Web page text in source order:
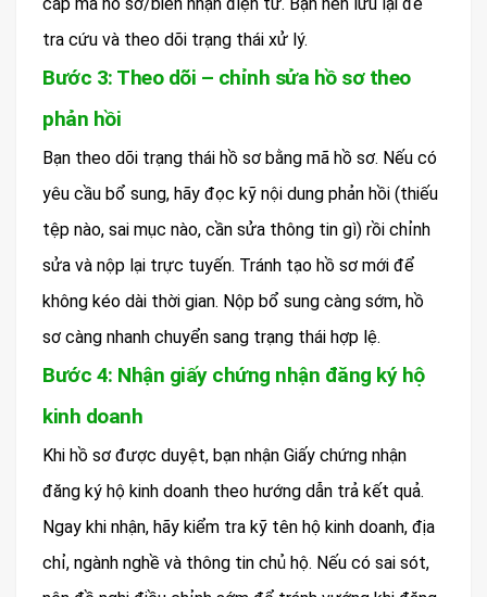
tra cứu và theo dõi trạng thái xử lý.
Bước 3: Theo dõi – chỉnh sửa hồ sơ theo
phản hồi
Bạn theo dõi trạng thái hồ sơ bằng mã hồ sơ. Nếu có
yêu cầu bổ sung, hãy đọc kỹ nội dung phản hồi (thiếu
tệp nào, sai mục nào, cần sửa thông tin gì) rồi chỉnh
sửa và nộp lại trực tuyến. Tránh tạo hồ sơ mới để
không kéo dài thời gian. Nộp bổ sung càng sớm, hồ
sơ càng nhanh chuyển sang trạng thái hợp lệ.
Bước 4: Nhận giấy chứng nhận đăng ký hộ
kinh doanh
Khi hồ sơ được duyệt, bạn nhận Giấy chứng nhận
đăng ký hộ kinh doanh theo hướng dẫn trả kết quả.
Ngay khi nhận, hãy kiểm tra kỹ tên hộ kinh doanh, địa
chỉ, ngành nghề và thông tin chủ hộ. Nếu có sai sót,